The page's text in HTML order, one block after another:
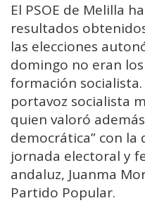
El PSOE de Melilla
resultados
las elecciones
domingo no eran
formación
portavoz socialista
quien valoró
democrática” con
jornada electoral y
andaluz, Juanma
Partido Popular.